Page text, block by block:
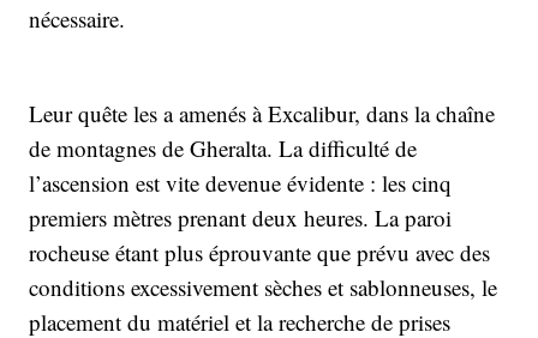
nécessaire.
Leur quête les a amenés à Excalibur, dans la chaîne
de montagnes de Gheralta. La difficulté de
l’ascension est vite devenue évidente : les cinq
premiers mètres prenant deux heures. La paroi
rocheuse étant plus éprouvante que prévu avec des
conditions excessivement sèches et sablonneuses, le
placement du matériel et la recherche de prises